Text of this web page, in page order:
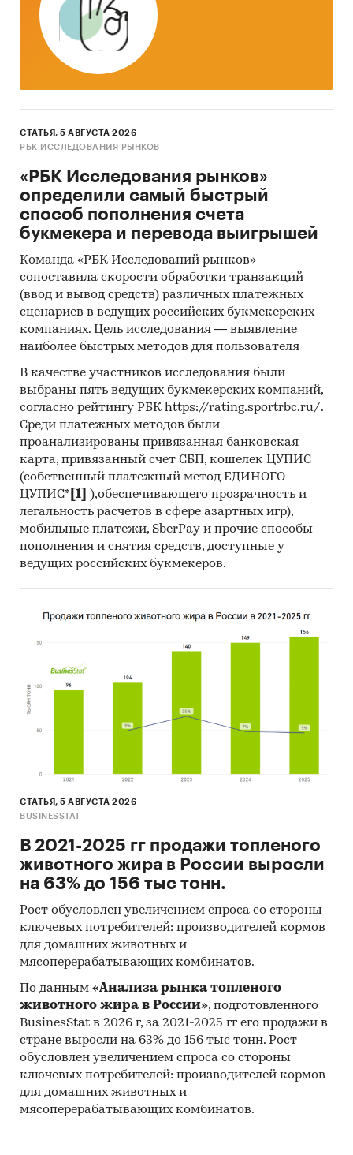
СТАТЬЯ, 5 АВГУСТА 2026
РБК ИССЛЕДОВАНИЯ РЫНКОВ
«РБК Исследования рынков»
определили самый быстрый
способ пополнения счета
букмекера и перевода выигрышей
Команда «РБК Исследований рынков»
сопоставила скорости обработки транзакций
(ввод и вывод средств) различных платежных
сценариев в ведущих российских букмекерских
компаниях. Цель исследования — выявление
наиболее быстрых методов для пользователя
В качестве участников исследования были
выбраны пять ведущих букмекерских компаний,
согласно рейтингу РБК https://rating.sportrbc.ru/.
Среди платежных методов были
проанализированы привязанная банковская
карта, привязанный счет СБП, кошелек ЦУПИС
(собственный платежный метод ЕДИНОГО
ЦУПИС* [1]
),обеспечивающего прозрачность и
легальность расчетов в сфере азартных игр),
мобильные платежи, SberPay и прочие способы
пополнения и снятия средств, доступные у
ведущих российских букмекеров.
СТАТЬЯ, 5 АВГУСТА 2026
BUSINESSTAT
В 2021-2025 гг продажи топленого
животного жира в России выросли
на 63% до 156 тыс тонн.
Рост обусловлен увеличением спроса со стороны
ключевых потребителей: производителей кормов
для домашних животных и
мясоперерабатывающих комбинатов.
По данным «Анализа рынка топленого
животного жира в России», подготовленного
BusinesStat в 2026 г, за 2021-2025 гг его продажи в
стране выросли на 63% до 156 тыс тонн. Рост
обусловлен увеличением спроса со стороны
ключевых потребителей: производителей кормов
для домашних животных и
мясоперерабатывающих комбинатов.